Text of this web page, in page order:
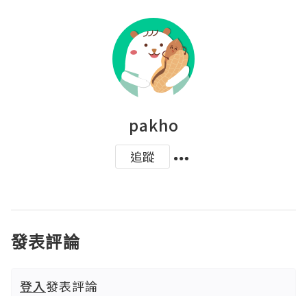
pakho
追蹤
發表評論
登入發表評論